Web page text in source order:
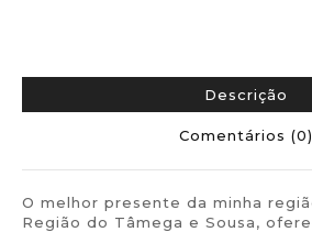
Descrição
Comentários (0)
O melhor presente da minha
Região do Tâmega e Sousa,